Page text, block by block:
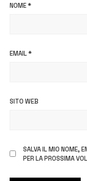
NOME*
EMAIL*
SITO WEB
SALVA IL MIO NOME,
PER LA PROSSIMA